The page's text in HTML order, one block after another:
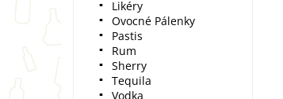
Likéry
Ovocné Pálenky
Pastis
Rum
Sherry
Tequila
Vodka